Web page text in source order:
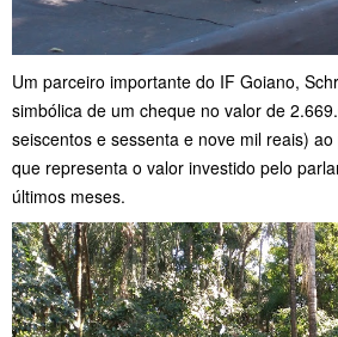
Um parceiro importante do IF Goiano,
simbólica de um cheque no valor de
seiscentos e sessenta e nove mil reais)
que representa o valor investido pelo
últimos meses.